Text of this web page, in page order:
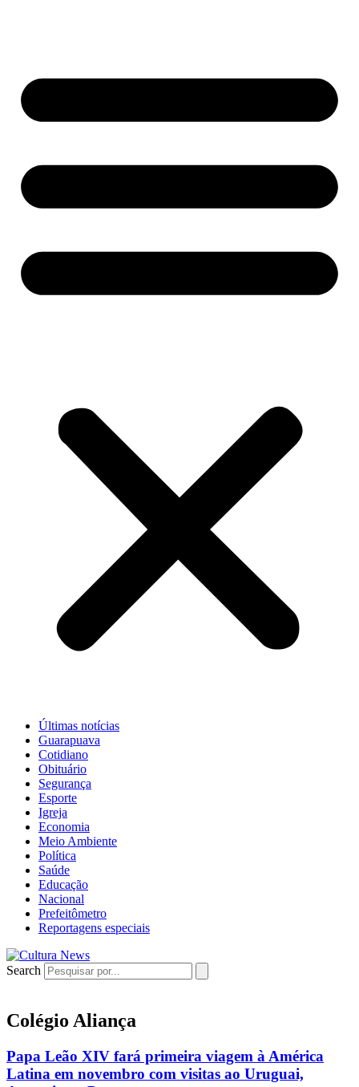
Últimas notícias
Guarapuava
Cotidiano
Obituário
Segurança
Esporte
Igreja
Economia
Meio Ambiente
Política
Saúde
Educação
Nacional
Prefeitômetro
Reportagens especiais
Search
Colégio Aliança
Papa Leão XIV fará primeira viagem à América
Latina em novembro com visitas ao Uruguai,